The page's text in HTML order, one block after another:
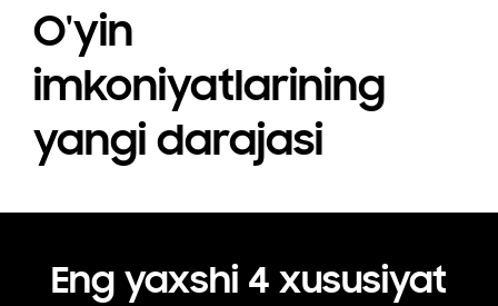
O'yin
imkoniyatlarining
yangi darajasi
Eng yaxshi 4 xususiyat